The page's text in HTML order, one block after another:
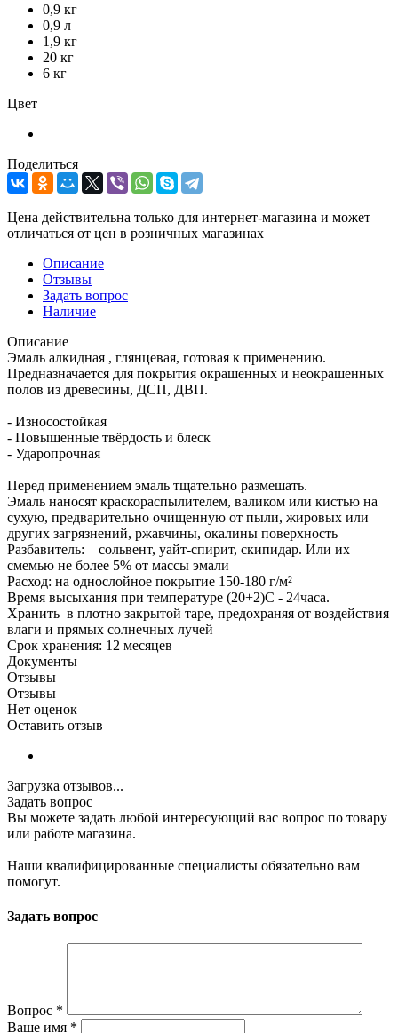
0,9 кг
0,9 л
1,9 кг
20 кг
6 кг
Цвет
Поделиться
Цена действительна только для интернет-магазина и может
отличаться от цен в розничных магазинах
Описание
Отзывы
Задать вопрос
Наличие
Описание
Эмаль алкидная , глянцевая, готовая к применению.
Предназначается для покрытия окрашенных и неокрашенных
полов из древесины, ДСП, ДВП.
- Износостойкая
- Повышенные твёрдость и блеск
- Ударопрочная
Перед применением эмаль тщательно размешать.
Эмаль наносят краскораспылителем, валиком или кистью на
сухую, предварительно очищенную от пыли, жировых или
других загрязнений, ржавчины, окалины поверхность
Разбавитель: сольвент, уайт-спирит, скипидар. Или их
смемью не более 5% от массы эмали
Расход: на однослойное покрытие 150-180 г/м²
Время высыхания при температуре (20+2)С - 24часа.
Хранить в плотно закрытой таре, предохраняя от воздействия
влаги и прямых солнечных лучей
Срок хранения: 12 месяцев
Документы
Отзывы
Отзывы
Нет оценок
Оставить отзыв
Загрузка отзывов...
Задать вопрос
Вы можете задать любой интересующий вас вопрос по товару
или работе магазина.
Наши квалифицированные специалисты обязательно вам
помогут.
Задать вопрос
Вопрос *
Ваше имя *